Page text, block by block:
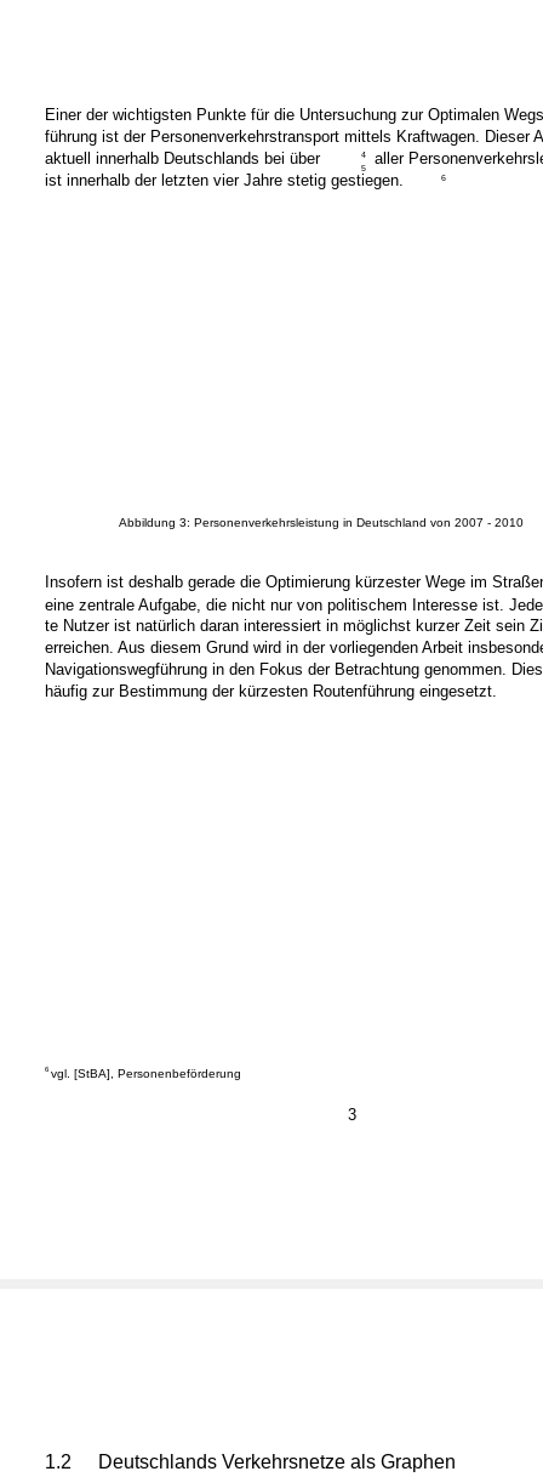
Einer der wichtigsten Punkte für die Untersuchung zur Optimalen
führung ist der Personenverkehrstransport mittels Kraftwagen. Dieser
aktuell innerhalb Deutschlands bei über
4
5
aller
ist innerhalb der letzten vier Jahre stetig gestiegen.
6
Abbildung 3: Personenverkehrsleistung in Deutschland von 2007 - 2010
Insofern ist deshalb gerade die Optimierung kürzester Wege im
eine zentrale Aufgabe, die nicht nur von politischem Interesse ist.
te Nutzer ist natürlich daran interessiert in möglichst kurzer Zeit sein
erreichen. Aus diesem Grund wird in der vorliegenden Arbeit
Navigationswegführung in den Fokus der Betrachtung genommen.
häufig zur Bestimmung der kürzesten Routenführung eingesetzt.
6 vgl. [StBA], Personenbeförderung
3
1.2 Deutschlands Verkehrsnetze als Graphen